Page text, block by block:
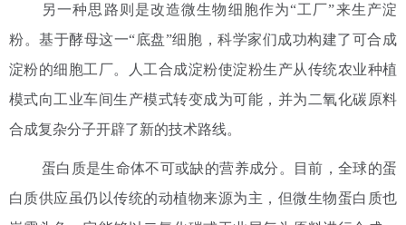
另一种思路则是改造微生物细胞作为“工厂”来生产淀
粉。基于酵母这一“底盘”细胞，科学家们成功构建了可合成
淀粉的细胞工厂。人工合成淀粉使淀粉生产从传统农业种植
模式向工业车间生产模式转变成为可能，并为二氧化碳原料
合成复杂分子开辟了新的技术路线。
蛋白质是生命体不可或缺的营养成分。目前，全球的蛋
白质供应虽仍以传统的动植物来源为主，但微生物蛋白质也